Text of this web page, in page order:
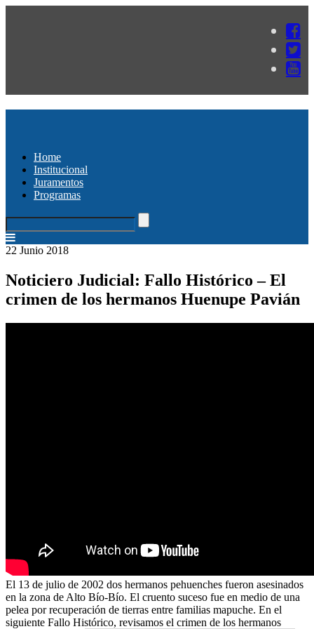
Home
Institucional
Juramentos
Programas
22 Junio 2018
Noticiero Judicial: Fallo Histórico – El
crimen de los hermanos Huenupe Pavián
El 13 de julio de 2002 dos hermanos pehuenches fueron asesinados
en la zona de Alto Bío-Bío. El cruento suceso fue en medio de una
pelea por recuperación de tierras entre familias mapuche. En el
siguiente Fallo Histórico, revisamos el crimen de los hermanos